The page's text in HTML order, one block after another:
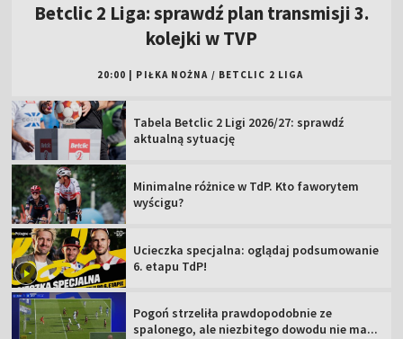
Betclic 2 Liga: sprawdź plan transmisji 3.
kolejki w TVP
20:00 PIŁKA NOŻNA / BETCLIC 2 LIGA
Tabela Betclic 2 Ligi 2026/27: sprawdź
aktualną sytuację
Minimalne różnice w TdP. Kto faworytem
wyścigu?
Ucieczka specjalna: oglądaj podsumowanie
6. etapu TdP!
Pogoń strzeliła prawdopodobnie ze
spalonego, ale niezbitego dowodu nie ma...